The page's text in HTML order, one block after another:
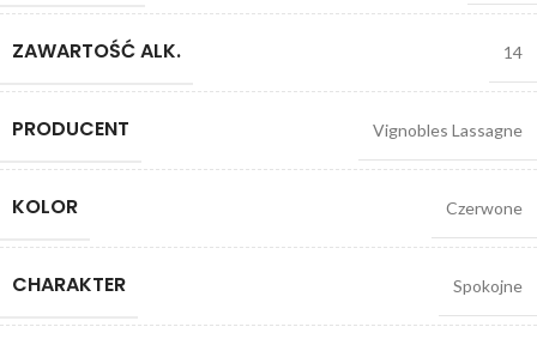
ZAWARTOŚĆ ALK. 14
PRODUCENT Vignobles Lassagne
KOLOR Czerwone
CHARAKTER Spokojne